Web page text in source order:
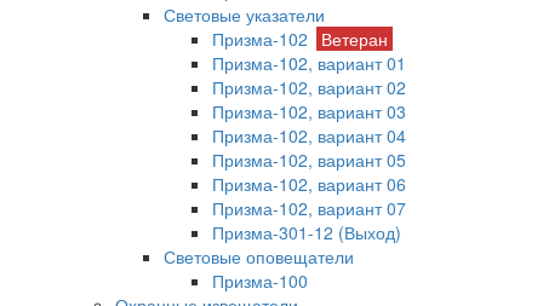
Световые указатели
Призма-102
Ветеран
Призма-102, вариант 01
Призма-102, вариант 02
Призма-102, вариант 03
Призма-102, вариант 04
Призма-102, вариант 05
Призма-102, вариант 06
Призма-102, вариант 07
Призма-301-12 (Выход)
Световые оповещатели
Призма-100